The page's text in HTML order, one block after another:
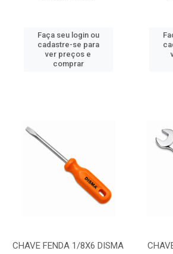
Faça seu login ou
cadastre-se para
ver preços e
comprar
CHAVE FENDA 1/8X6 DISMA